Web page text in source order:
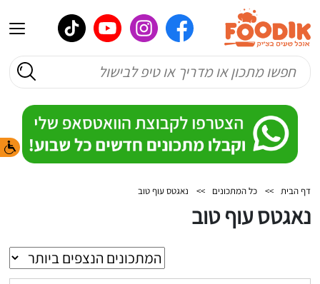
דף הבית >> כל המתכונים >> נאגטס עוף טוב
נאגטס עוף טוב